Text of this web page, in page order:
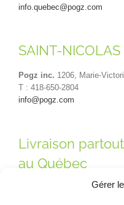
Gérer
info.quebec@pogz.com
SAINT-NICOLAS
Pogz inc. 1206, Marie-
T : 418-650-2804
info@pogz.com
Livraison partout
au Québec